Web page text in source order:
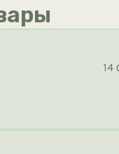
14